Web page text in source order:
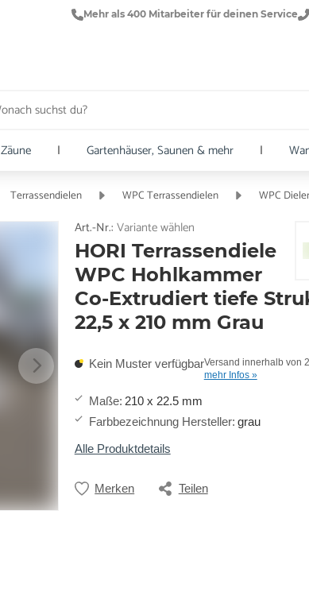
Mehr als 400 Mitarbeiter für deinen Service
Zäune | Gartenhäuser, Saunen & mehr |
Terrassendielen WPC Terrassendielen WPC
Art.-Nr.: Variante wählen
HORI Terrassendiele
WPC Hohlkammer
Co-Extrudiert tiefe
22,5 x 210 mm Grau
Kein Muster verfügbarVersand innerhalb von
mehr Infos »
Maße: 210 x 22.5 mm
Farbbezeichnung Hersteller: grau
Alle Produktdetails
Merken Teilen